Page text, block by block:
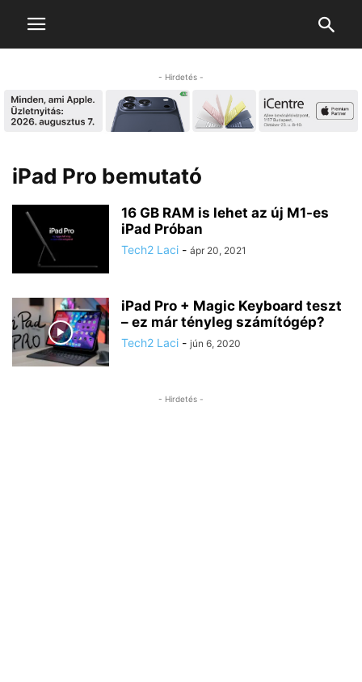
- Hirdetés -
iPad Pro bemutató
16 GB RAM is lehet az új M1-es
iPad Próban
Tech2 Laci - ápr 20, 2021
iPad Pro + Magic Keyboard teszt
– ez már tényleg számítógép?
Tech2 Laci - jún 6, 2020
- Hirdetés -